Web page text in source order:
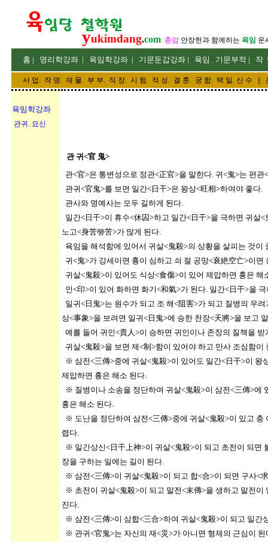
yukimdang.com 충암 안장헌과 함께하는 육임 운
홈 | 명리 학강좌 | 육임학강좌 | 기문둔갑강좌 | 육임 . 기문부적 | 작
사 업 . 작 명. 재 물. 부 부. 직 장. 시 험. 적 성. 결 혼. 궁 합. 택 일. 신 수
육임학강좌
관귀. 묘신
관 귀<官 鬼>
관<官>은 통변성으로 정관<正官>을 말한다. 귀<鬼>는 편관
관귀<官鬼>를 보면 일간<日干>은 왕상<旺相>하여야
관사와 명예사는 모두 길하게 된다.
일간<日干>이 휴수<休囚>하고 일간<日干>을 극하면 귀
노고<身苦勞苦>가 많게 된다.
육임을 해석함에 있어서 귀살<鬼殺>의 상황을 살피는 것이
귀<鬼>가 강세이면 흉이 심하고 쇠 절 공망<衰絶空亡>이면
귀살<鬼殺>이 있어도 식상<食傷>이 있어 제압하면 흉은
인<印>이 있어 화하면 화기<和氣>가 된다. 일간<日干>을
일귀<日鬼>는 원수가 되고 조 해<阻害>가 되고 질병의 우
상<事象>을 보려면 일귀<日鬼>에 승한 천장<天將>을 보고
예를 들어 귀인<貴人>이 승하면 귀인이나 존장의 질책을
귀살<鬼殺>을 보면 제<制>함이 있어야 하고 만사 조심함
※ 삼전<三傳>중에 귀살<鬼殺>이 있어도 일간<日干>이
제압하면 흉은 해소 된다.
※ 질병이나 소송을 정단하여 귀살<鬼殺>이 삼전<三傳>
흉은 해소 된다.
※ 도난을 정단하여 삼전<三傳>중에 귀살<鬼殺>이 있고
렵다.
※ 일간상신<日干上神>이 귀살<鬼殺>이 되고 초전이 되
장을 구하는 일에는 길이 된다.
※ 삼전<三傳>이 귀살<鬼殺>이 되고 합<合>이 되면 구사
※ 초전이 귀살<鬼殺>이 되고 말전<末傳>을 생하고 말전
진다.
※ 삼전<三傳>이 삼합<三合>하여 귀살<鬼殺>이 되고 일간
※ 관귀<官鬼>는 자신의 재<災>가 아니면 형제의 근심이 된